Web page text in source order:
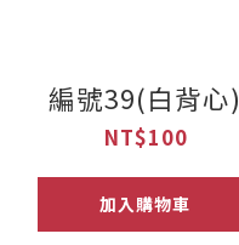
編號39(白背心)
NT$100
加入購物車